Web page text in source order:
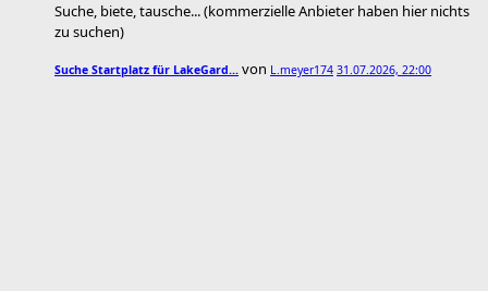
Suche, biete, tausche... (kommerzielle Anbieter haben hier nichts
zu suchen)
Suche Startplatz für LakeGard… von L.meyer174 31.07.2026, 22:00